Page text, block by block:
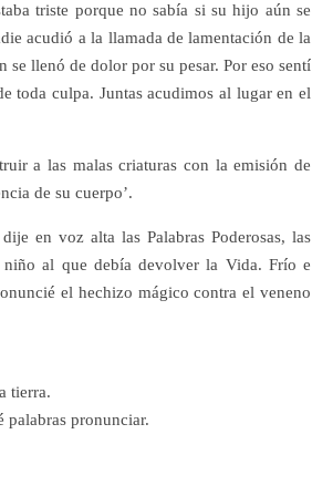
triste porque no sabía si su hijo aún se
acudió a la llamada de lamentación de la
llenó de dolor por su pesar. Por eso sentí
toda culpa. Juntas acudimos al lugar en el
a las malas criaturas con la emisión de
de su cuerpo’.
en voz alta las Palabras Poderosas, las
al que debía devolver la Vida. Frío e
el hechizo mágico contra el veneno
tierra.
palabras pronunciar.